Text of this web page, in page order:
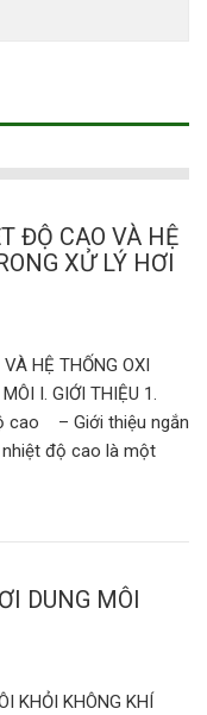
ĐỘ CAO VÀ HỆ
XỬ LÝ HƠI
HỆ THỐNG OXI
I. GIỚI THIỆU 1.
cao – Giới thiệu ngắn
độ cao là một
DUNG MÔI
KHỎI KHÔNG KHÍ